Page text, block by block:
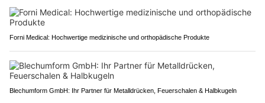
Forni Medical: Hochwertige medizinische und orthopädische Produkte
Blechumform GmbH: Ihr Partner für Metalldrücken, Feuerschalen & Halbkugeln